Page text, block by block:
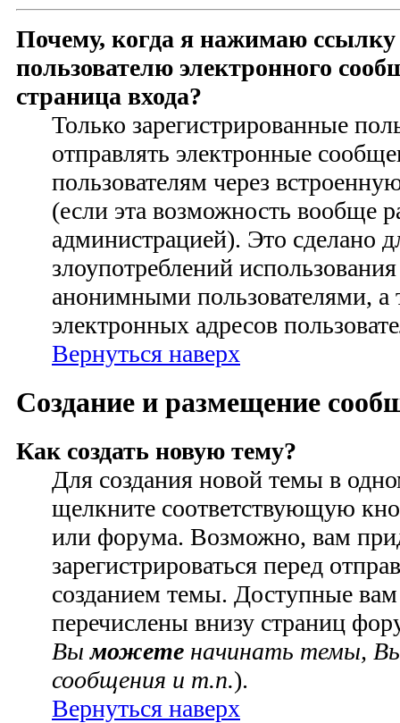
Почему, когда я нажимаю
пользователю электронного
страница входа?
Только зарегистрированные
отправлять электронные
пользователям через
(если эта возможность вообще
администрацией). Это сделано
злоупотреблений
анонимными пользователями, а
электронных адресов
Вернуться наверх
Создание и размещение
Как создать новую тему?
Для создания новой темы в
щелкните соответствующую
или форума. Возможно, вам
зарегистрироваться перед
созданием темы. Доступные
перечислены внизу страниц
Выможете начинать темы,
сообщения и т.п.).
Вернуться наверх